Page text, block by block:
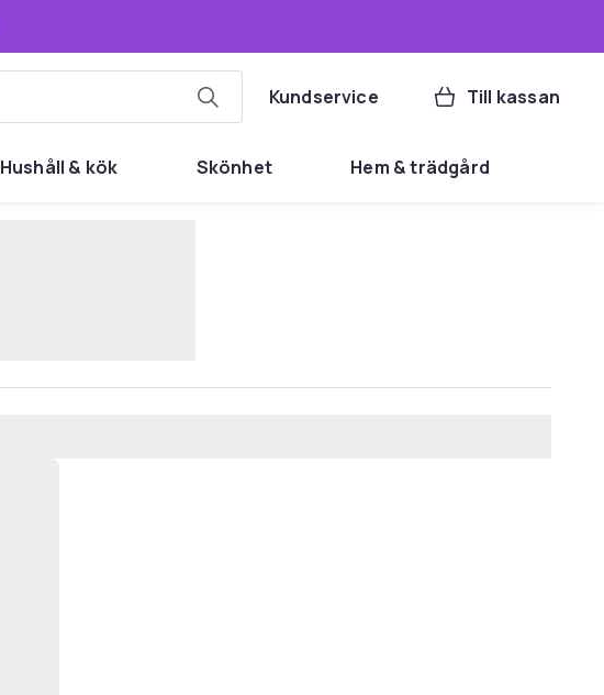
Kundservice Till kassan
Hushåll & kök Skönhet Hem & trädgård